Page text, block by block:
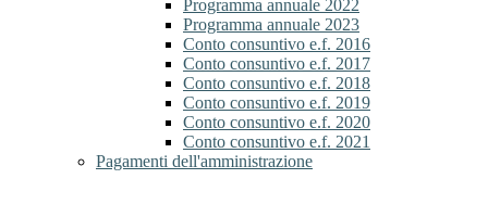
Programma annuale 2022
Programma annuale 2023
Conto consuntivo e.f. 2016
Conto consuntivo e.f. 2017
Conto consuntivo e.f. 2018
Conto consuntivo e.f. 2019
Conto consuntivo e.f. 2020
Conto consuntivo e.f. 2021
Pagamenti dell'amministrazione